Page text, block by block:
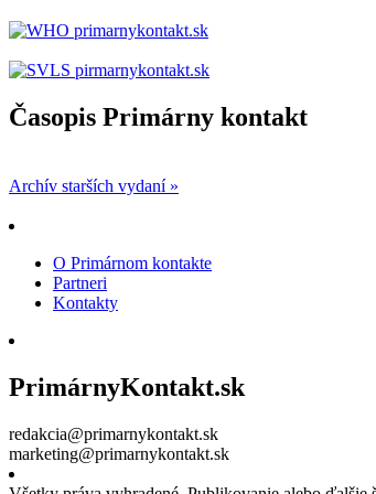
Časopis Primárny kontakt
Archív starších vydaní »
O Primárnom kontakte
Partneri
Kontakty
PrimárnyKontakt.sk
redakcia@primarnykontakt.sk
marketing@primarnykontakt.sk